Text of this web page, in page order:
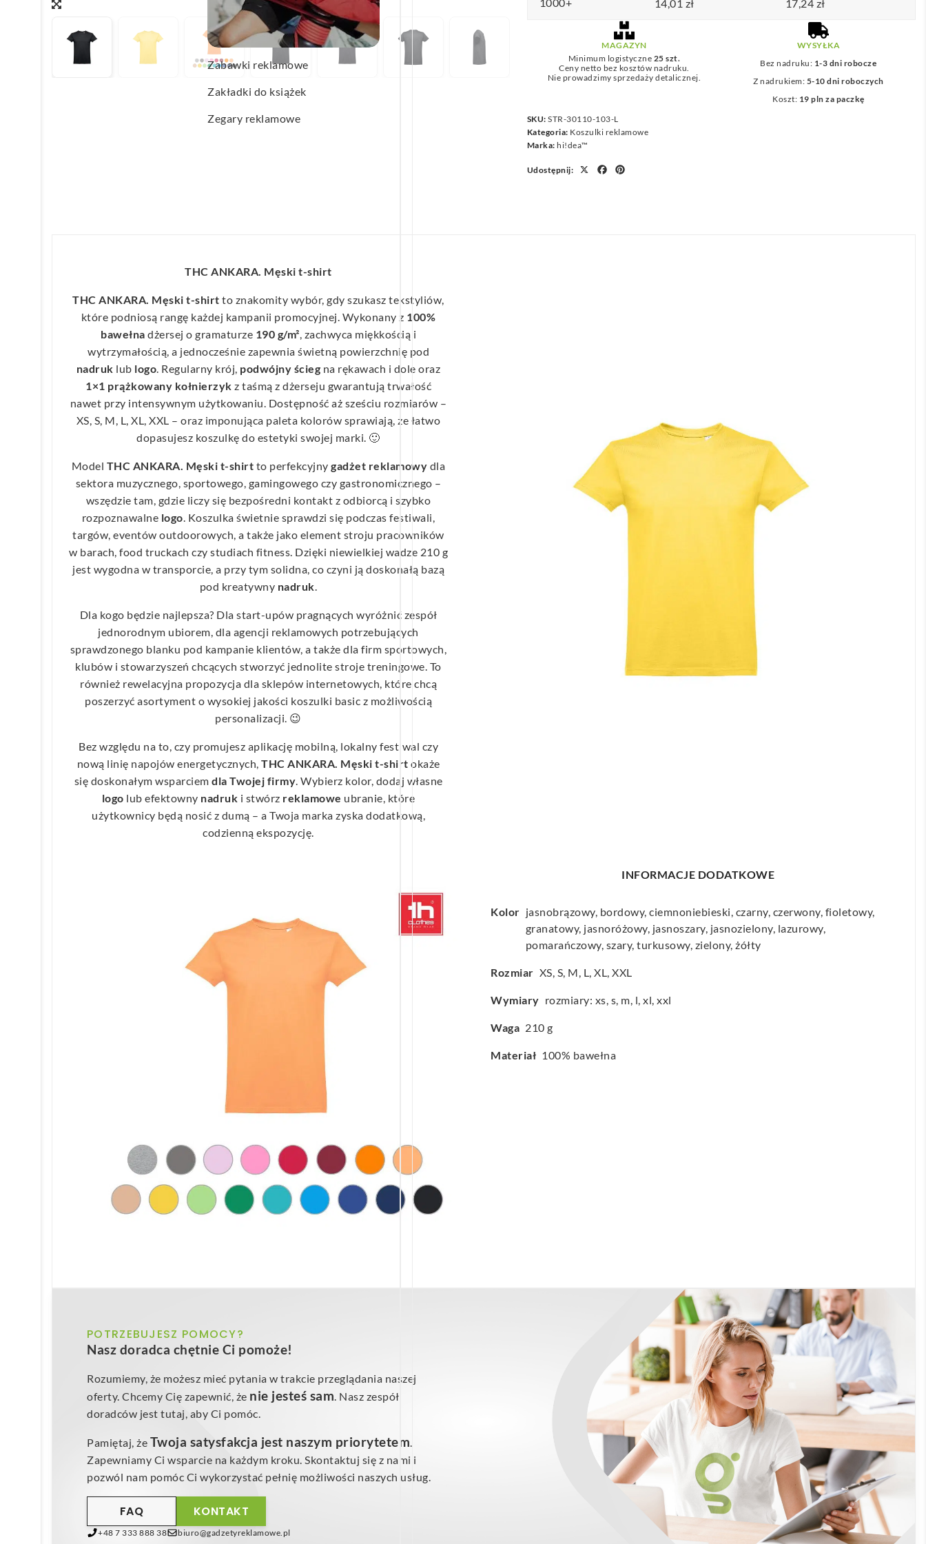
Wachlarze reklamowe
Wagi kuchenne
Zabawki reklamowe
Zakładki do książek
Zegary reklamowe
14,01 zł 17,24 zł
MAGAZYN
Minimum logistyczne 25 szt.
Ceny netto bez kosztów nadruku.
Nie prowadzimy sprzedaży detalicznej.
WYSYŁKA
Bez nadruku: 1-3 dni robocze
Z nadrukiem: 5-10 dni roboczych
Koszt: 19 pln za paczkę
SKU:STR-30110-103-L
Kategoria: Koszulki reklamowe
Marka:hi!dea™
Udostępnij:
THC ANKARA. Męski t-shirt
THC ANKARA. Męski t-shirt to znakomity wybór, gdy szukasz tekstyliów,
które podniosą rangę każdej kampanii promocyjnej. Wykonany z 100%
bawełna dżersej o gramaturze 190 g/m² , zachwyca miękkością i
wytrzymałością, a jednocześnie zapewnia świetną powierzchnię pod
nadruk lub logo . Regularny krój, podwójny ścieg na rękawach i dole oraz
1×1 prążkowany kołnierzyk z taśmą z dżerseju gwarantują trwałość
nawet przy intensywnym użytkowaniu. Dostępność aż sześciu rozmiarów –
XS, S, M, L, XL, XXL – oraz imponująca paleta kolorów sprawiają, że łatwo
dopasujesz koszulkę do estetyki swojej marki. 🙂
Model THC ANKARA. Męski t-shirt to perfekcyjnygadżet reklamowy dla
sektora muzycznego, sportowego, gamingowego czy gastronomicznego –
wszędzie tam, gdzie liczy się bezpośredni kontakt z odbiorcą i szybko
rozpoznawalne logo . Koszulka świetnie sprawdzi się podczas festiwali,
targów, eventów outdoorowych, a także jako element stroju pracowników
w barach, food truckach czy studiach fitness. Dzięki niewielkiej wadze 210 g
jest wygodna w transporcie, a przy tym solidna, co czyni ją doskonałą bazą
pod kreatywny nadruk
Dla kogo będzie najlepsza? Dla start-upów pragnących wyróżnić zespół
jednorodnym ubiorem, dla agencji reklamowych potrzebujących
sprawdzonego blanku pod kampanie klientów, a także dla firm sportowych,
klubów i stowarzyszeń chcących stworzyć jednolite stroje treningowe. To
również rewelacyjna propozycja dla sklepów internetowych, które chcą
poszerzyć asortyment o wysokiej jakości koszulki basic z możliwością
personalizacji. 😉
Bez względu na to, czy promujesz aplikację mobilną, lokalny festiwal czy
nową linię napojów energetycznych, THC ANKARA. Męski t-shirt okaże
się doskonałym wsparciem dla Twojej firmy . Wybierz kolor, dodaj własne
logo lub efektowny nadruk i stwórz reklamowe ubranie, które
użytkownicy będą nosić z dumą – a Twoja marka zyska dodatkową,
codzienną ekspozycję.
INFORMACJE DODATKOWE
Kolor jasnobrązowy, bordowy, ciemnoniebieski, czarny, czerwony, fioletowy,
granatowy, jasnoróżowy, jasnoszary, jasnozielony, lazurowy,
pomarańczowy, szary, turkusowy, zielony, żółty
Rozmiar XS S M L XL XXL
Wymiary rozmiary: xs, s, m, l, xl, xxl
Waga 210 g
Materiał 100% bawełna
POTRZEBUJESZ POMOCY?
Nasz doradca chętnie Ci pomoże!
Rozumiemy, że możesz mieć pytania w trakcie przeglądania naszej
oferty. Chcemy Cię zapewnić, że nie jesteś sam . Nasz zespół
doradców jest tutaj, aby Ci pomóc.
Pamiętaj, że Twoja satysfakcja jest naszym priorytetem
Zapewniamy Ci wsparcie na każdym kroku. Skontaktuj się z nami i
pozwól nam pomóc Ci wykorzystać pełnię możliwości naszych usług.
KONTAKT
FAQ
+48 7 333 888 38 biuro@gadzetyreklamowe.pl